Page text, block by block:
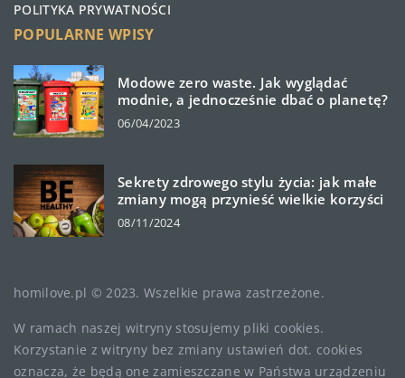
POLITYKA PRYWATNOŚCI
POPULARNE WPISY
Modowe zero waste. Jak wyglądać
modnie, a jednocześnie dbać o planetę?
06/04/2023
Sekrety zdrowego stylu życia: jak małe
zmiany mogą przynieść wielkie korzyści
08/11/2024
homilove.pl © 2023. Wszelkie prawa zastrzeżone.
W ramach naszej witryny stosujemy pliki cookies.
Korzystanie z witryny bez zmiany ustawień dot. cookies
oznacza, że będą one zamieszczane w Państwa urządzeniu